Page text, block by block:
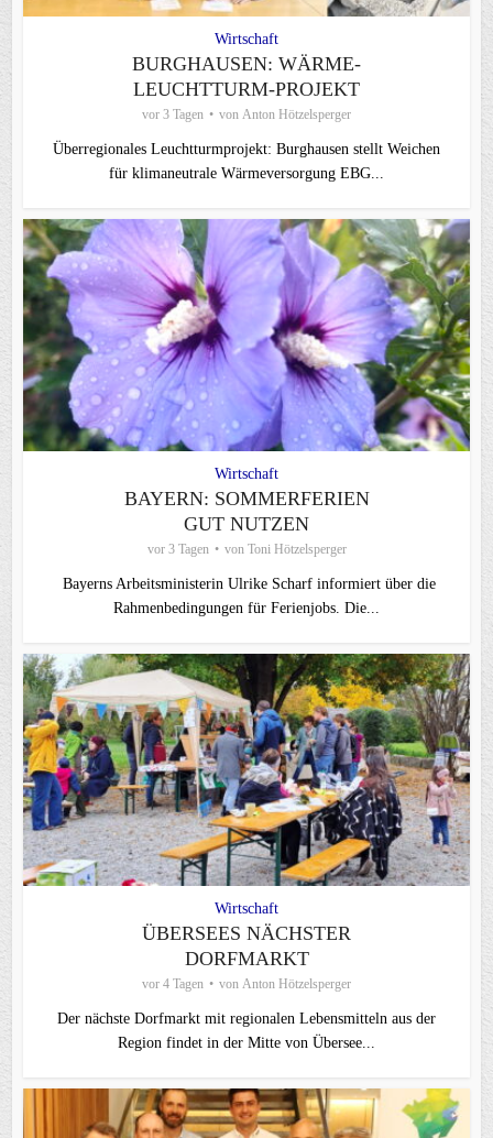
Wirtschaft
BURGHAUSEN: WÄRME-
LEUCHTTURM-PROJEKT
vor 3 Tagen von Anton Hötzelsperger
Überregionales Leuchtturmprojekt: Burghausen stellt Weichen
für klimaneutrale Wärmeversorgung EBG...
Wirtschaft
BAYERN: SOMMERFERIEN
GUT NUTZEN
vor 3 Tagen von Toni Hötzelsperger
Bayerns Arbeitsministerin Ulrike Scharf informiert über die
Rahmenbedingungen für Ferienjobs. Die...
Wirtschaft
ÜBERSEES NÄCHSTER
DORFMARKT
vor 4 Tagen von Anton Hötzelsperger
Der nächste Dorfmarkt mit regionalen Lebensmitteln aus der
Region findet in der Mitte von Übersee...